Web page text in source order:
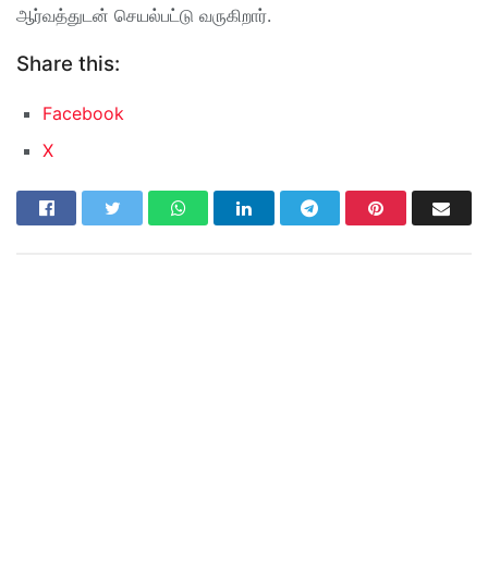
ஆர்வத்துடன் செயல்பட்டு வருகிறார்.
Share this:
Facebook
X